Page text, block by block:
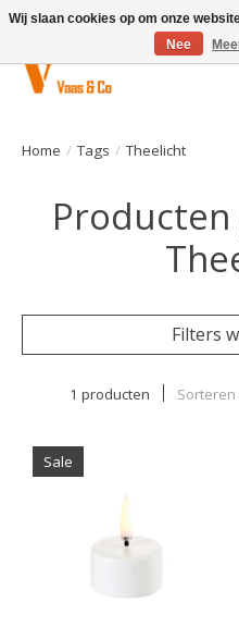
Home / Tags / Theelicht
Filters
1 producten Sorteren
Sale
Wij slaan cookies op om onze
Nee